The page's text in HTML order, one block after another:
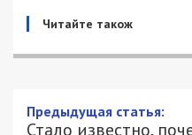
Читайте також
Предыдущая статья:
Стало известно,